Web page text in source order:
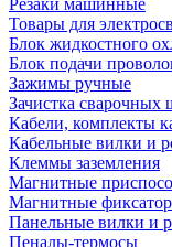
Резаки машинные
Товары для
Блок жидкостного
Блок подачи
Зажимы ручные
Зачистка сварочных
Кабели, комплекты
Кабельные вилки и
Клеммы заземления
Магнитные
Магнитные
Панельные вилки и
Пеналы-термосы